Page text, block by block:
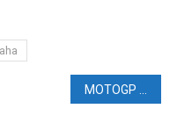
MOTOGP VALÊNCIA – DIOGO Moreira para CARDÍACOS – Resumo da SEXTA FEIRA